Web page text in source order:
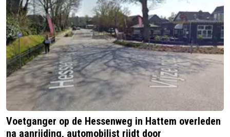
Voetganger op de Hessenweg in Hattem overleden
na aanrijding, automobilist rijdt door